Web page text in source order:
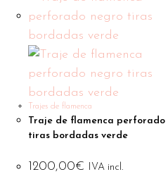
Trajes de flamenca
Traje de flamenca perforado
tiras bordadas verde
1200,00€ IVA incl.